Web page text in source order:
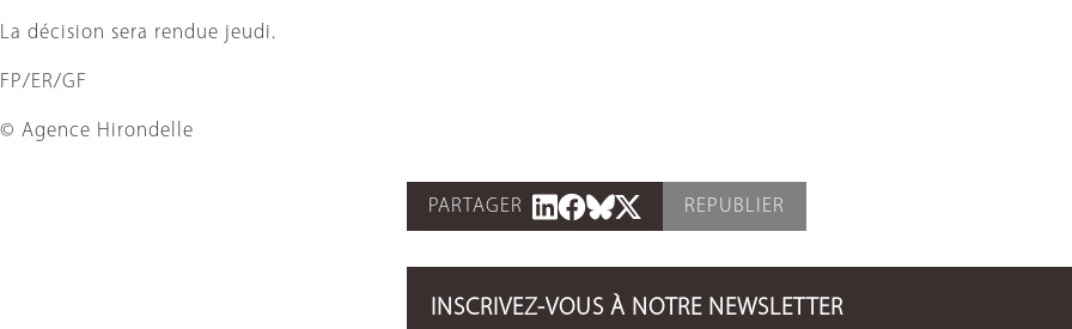
La décision sera rendue jeudi.
FP/ER/GF
© Agence Hirondelle
PARTAGER REPUBLIER
INSCRIVEZ-VOUS À NOTRE NEWSLETTER